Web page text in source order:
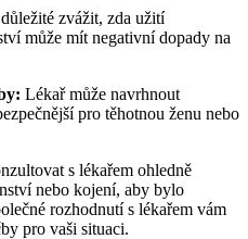
důležité zvážit, zda užití
může mít negativní dopady na
Lékař může navrhnout
pro těhotnou ženu nebo
s lékařem ohledně
nebo kojení, aby bylo
rozhodnutí s lékařem vám
pro vaši situaci.